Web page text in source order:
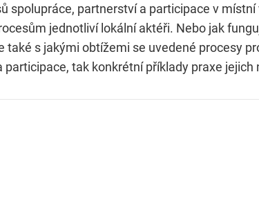
spolupráce, partnerství a participace v
jednotliví lokální aktéři. Nebo jak
také s jakými obtížemi se uvedené procesy
tak konkrétní příklady praxe jejich